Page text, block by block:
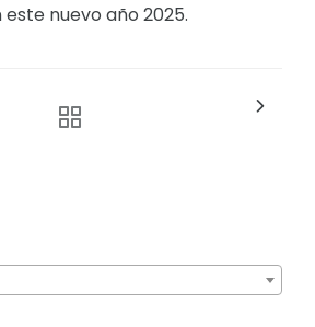
Y REPORTES
nuevo año 2025.